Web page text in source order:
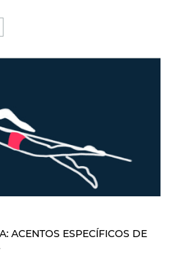
ACENTOS ESPECÍFICOS DE